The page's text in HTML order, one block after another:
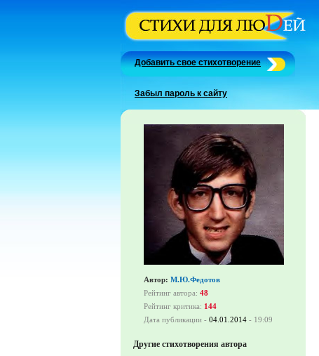
Добавить свое стихотворение
Забыл пароль к сайту
Автор: М.Ю.Федотов
Рейтинг автора: 48
Рейтинг критика: 144
Дата публикации - 04.01.2014 - 19:09
Другие стихотворения автора